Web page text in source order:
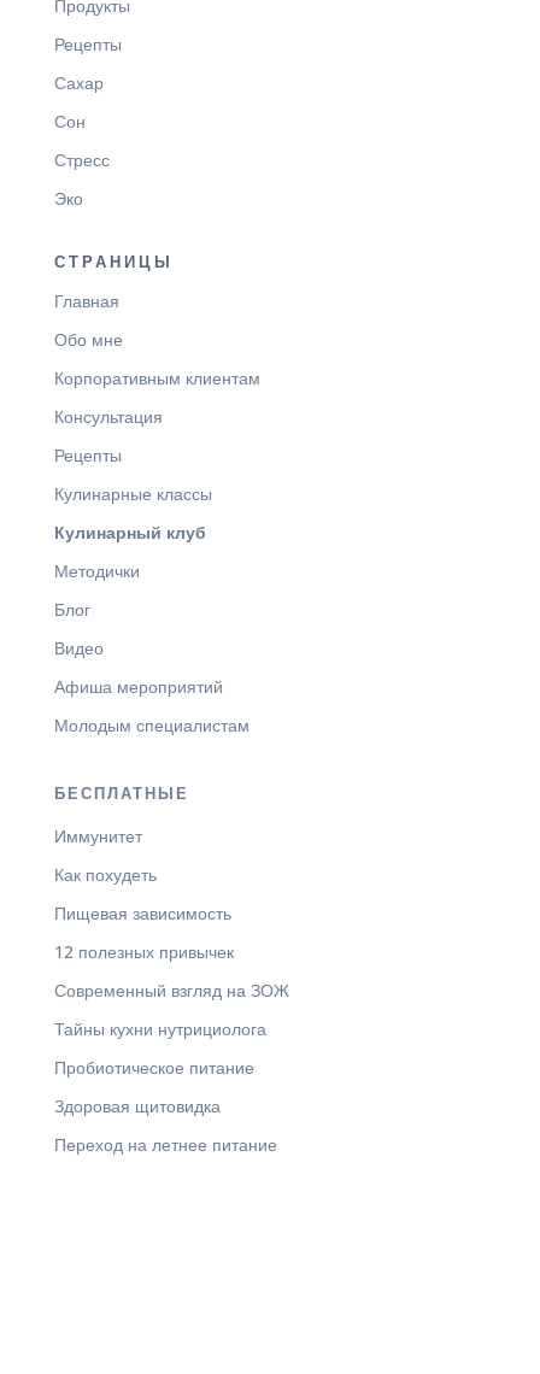
Продукты
Рецепты
Сахар
Сон
Стресс
Эко
СТРАНИЦЫ
Главная
Обо мне
Корпоративным клиентам
Консультация
Рецепты
Кулинарные классы
Кулинарный клуб
Методички
Блог
Видео
Афиша мероприятий
Молодым специалистам
БЕСПЛАТНЫЕ
Иммунитет
Как похудеть
Пищевая зависимость
12 полезных привычек
Современный взгляд на ЗОЖ
Тайны кухни нутрициолога
Пробиотическое питание
Здоровая щитовидка
Переход на летнее питание